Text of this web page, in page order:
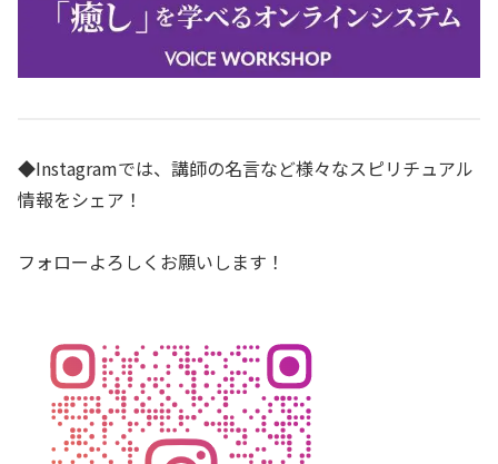
◆Instagramでは、講師の名言など様々なスピリチュアル
情報をシェア！
フォローよろしくお願いします！